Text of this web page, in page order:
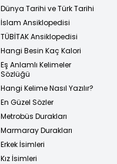
Dünya Tarihi ve Türk Tarihi
İslam Ansiklopedisi
TÜBİTAK Ansiklopedisi
Hangi Besin Kaç Kalori
Eş Anlamlı Kelimeler
Sözlüğü
Hangi Kelime Nasıl Yazılır?
En Güzel Sözler
Metrobüs Durakları
Marmaray Durakları
Erkek İsimleri
Kız İsimleri